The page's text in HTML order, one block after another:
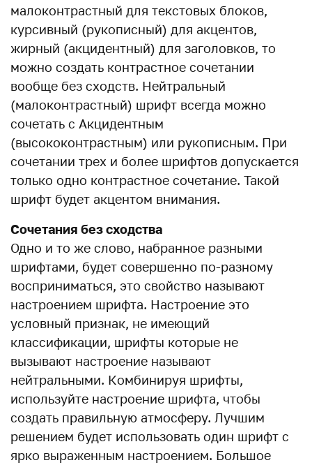
малоконтрастный для текстовых блоков,
курсивный (рукописный) для акцентов,
жирный (акцидентный) для заголовков, то
можно создать контрастное сочетании
вообще без сходств. Нейтральный
(малоконтрастный) шрифт всегда можно
сочетать с Акцидентным
(высококонтрастным) или рукописным. При
сочетании трех и более шрифтов допускается
только одно контрастное сочетание. Такой
шрифт будет акцентом внимания.
Сочетания без сходства
Одно и то же слово, набранное разными
шрифтами, будет совершенно по-разному
восприниматься, это свойство называют
настроением шрифта. Настроение это
условный признак, не имеющий
классификации, шрифты которые не
вызывают настроение называют
нейтральными. Комбинируя шрифты,
используйте настроение шрифта, чтобы
создать правильную атмосферу. Лучшим
решением будет использовать один шрифт с
ярко выраженным настроением. Большое